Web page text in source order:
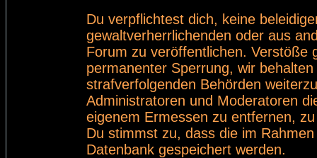
Du verpflichtest dich, keine
gewaltverherrlichenden oder aus
Forum zu veröffentlichen. Verstöße
permanenter Sperrung, wir
strafverfolgenden Behörden
Administratoren und Moderatoren
eigenem Ermessen zu entfernen,
Du stimmst zu, dass die im
Datenbank gespeichert werden.